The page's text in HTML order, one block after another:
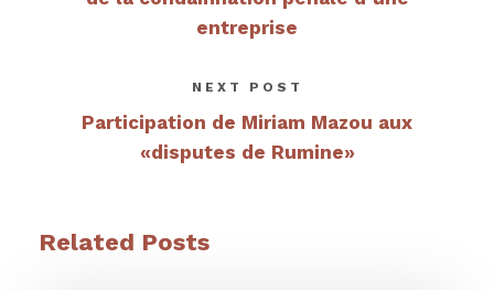
entreprise
NEXT POST
Participation de Miriam Mazou aux
«disputes de Rumine»
Related Posts